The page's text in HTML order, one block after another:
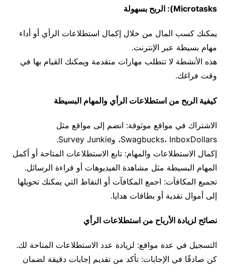
Microtasks): الربح بسهولة
يمكنك كسب المال من خلال إكمال استطلاعات الرأي أو أداء
مهام بسيطة عبر الإنترنت.
هذه الأنشطة لا تتطلب مهارات متقدمة ويمكنك القيام بها في
وقت فراغك.
كيفية الربح من استطلاعات الرأي والمهام البسيطة
الاشتراك في مواقع موثوقة: انضم إلى مواقع مثل
Swagbucks، InboxDollars، وSurvey Junkie.
إكمال الاستطلاعات والمهام: تابع الاستطلاعات المتاحة أو أكمل
المهام البسيطة مثل مشاهدة الفيديوهات أو قراءة الرسائل.
تجميع المكافآت: اجمع المكافآت أو النقاط التي يمكنك تحويلها
إلى أموال نقدية أو بطاقات هدايا.
نصائح لزيادة الأرباح من استطلاعات الرأي
التسجيل في عدة مواقع: لزيادة عدد الاستطلاعات المتاحة لك.
كن صادقًا في الإجابات: تأكد من تقديم إجابات دقيقة لضمان